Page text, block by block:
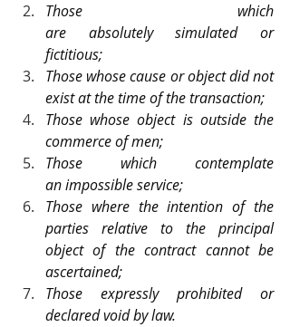
Those which
are absolutely simulated or
fictitious;
Those whose cause or object did not
exist at the time of the transaction;
Those whose object is outside the
commerce of men;
Those which contemplate
an impossible service;
Those where the intention of the
parties relative to the principal
object of the contract cannot be
ascertained;
Those expressly prohibited or
declared void by law.